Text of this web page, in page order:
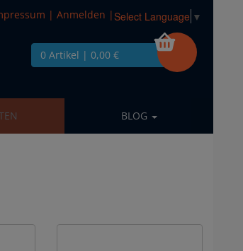
| Anmelden | Select Language ▼
0 Artikel | 0,00 €
BLOG